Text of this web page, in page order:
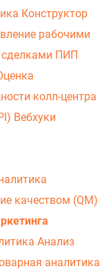
Конструктор
рабочими
ПИП
колл-центра
Вебхуки
качеством (QM)
Анализ
аналитика